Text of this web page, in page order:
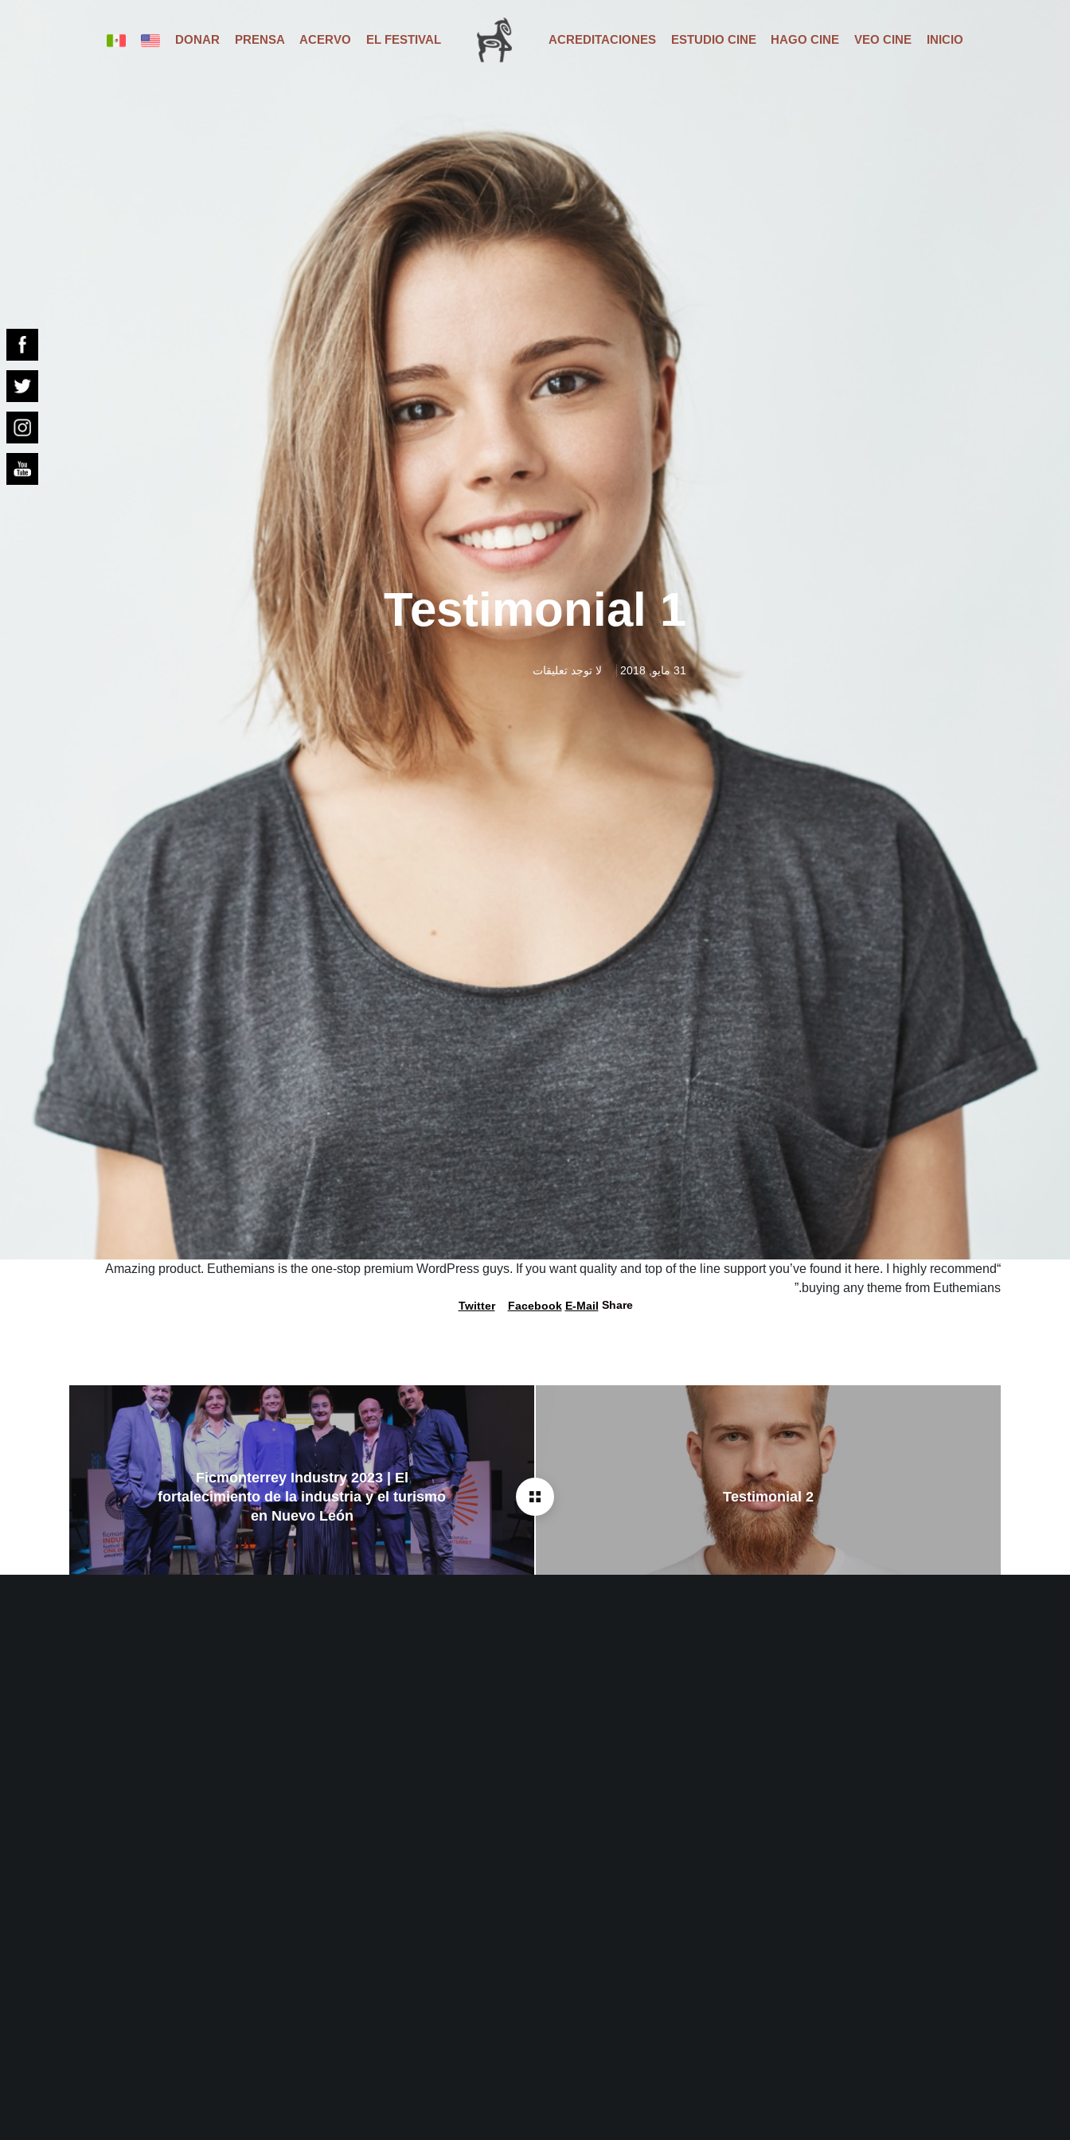
INICIO
VEO CINE
HAGO CINE
ESTUDIO CINE
ACREDITACIONES
EL FESTIVAL
ACERVO
PRENSA
DONAR
Testimonial 1
31 مايو, 2018 لا توجد تعليقات
“Amazing product. Euthemians is the one-stop premium WordPress guys. If you want quality and top of the line support you’ve found it here. I highly recommend
buying any theme from Euthemians.”
Share
E-Mail
Facebook
Twitter
Ficmonterrey Industry 2023 | El
fortalecimiento de la industria y el turismo
en Nuevo León
Testimonial 2
Edición 2022
Selección Oficial 2022
Eventos
HAGO CINE
Convocatorias
Premios e Incentivos
Jurado
ESTUDIO CINE
KinoStart:Festival de
Cine Estudiantil
EL FESTIVAL
Sobre Nosotros
Fundamentos
Manual de Identidad
ACERVO
Ganadores
Homenajes
PRENSA
Noticias
El Festival Internacional de Cine de Monterrey es un espacio de encuentro y difusión en torno al cine, abierto a todas las creencias y manifestaciones culturales, y como tal, rechaza toda
forma de privilegio, discriminación y violencia.
Copyright ©2023 Monterrey Film Festival. Todos los derechos reservados